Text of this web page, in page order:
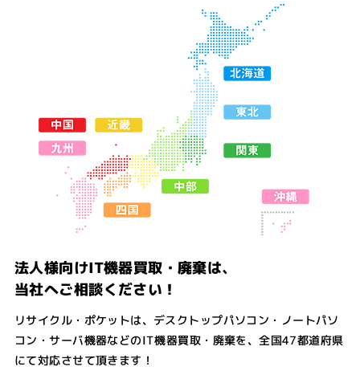
法人様向けIT機器買取・廃棄は、
当社へご相談ください！
リサイクル・ポケットは、デスクトップパソコン・ノートパソ
コン・サーバ機器などのIT機器買取・廃棄を、全国47都道府県
にて対応させて頂きます！